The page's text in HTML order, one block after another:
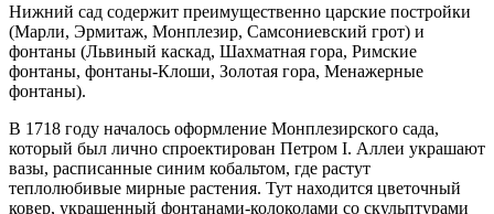
Нижний сад содержит преимущественно царские постройки
(Марли, Эрмитаж, Монплезир, Самсониевский грот) и
фонтаны (Львиный каскад, Шахматная гора, Римские
фонтаны, фонтаны-Клоши, Золотая гора, Менажерные
фонтаны).
В 1718 году началось оформление Монплезирского сада,
который был лично спроектирован Петром I. Аллеи украшают
вазы, расписанные синим кобальтом, где растут
теплолюбивые мирные растения. Тут находится цветочный
ковер, украшенный фонтанами-колоколами со скульптурами